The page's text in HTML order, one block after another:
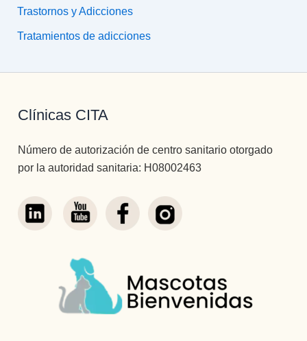
Trastornos y Adicciones
Tratamientos de adicciones
Clínicas CITA
Número de autorización de centro sanitario otorgado
por la autoridad sanitaria: H08002463